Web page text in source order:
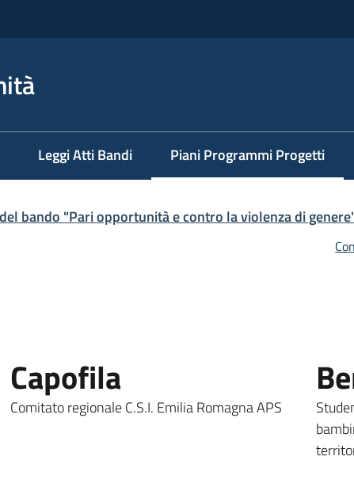
Leggi Atti Bandi Piani Programmi Progetti
Menu selezionato
bando "Pari opportunità e contro la violenza di
Capofila
Comitato regionale C.S.I. Emilia Romagna APS